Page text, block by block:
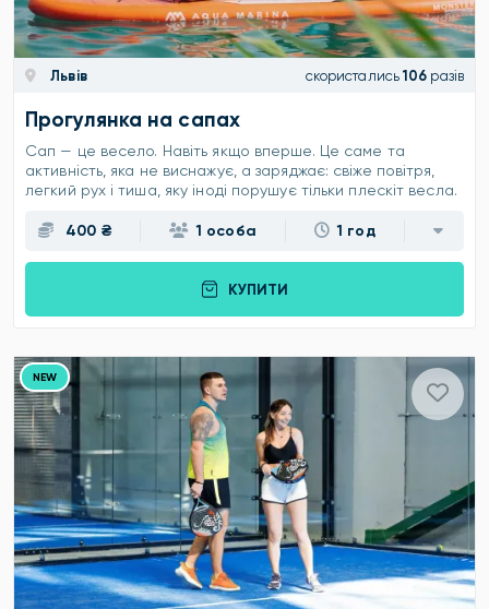
Львів скористались 106 разів
Прогулянка на сапах
Сап — це весело. Навіть якщо вперше. Це саме та
активність, яка не виснажує, а заряджає: свіже повітря,
легкий рух і тиша, яку іноді порушує тільки плескіт весла.
400 ₴ 1 особа 1 год
КУПИТИ
NEW